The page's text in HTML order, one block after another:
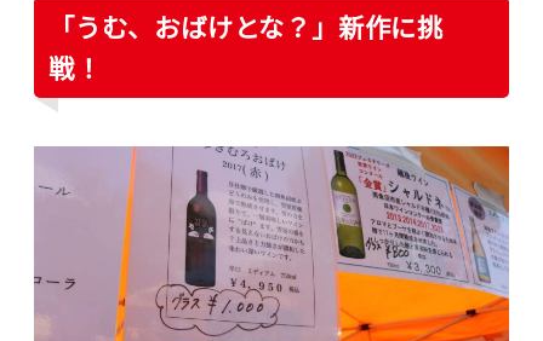
「うむ、おばけとな？」新作に挑
戦！